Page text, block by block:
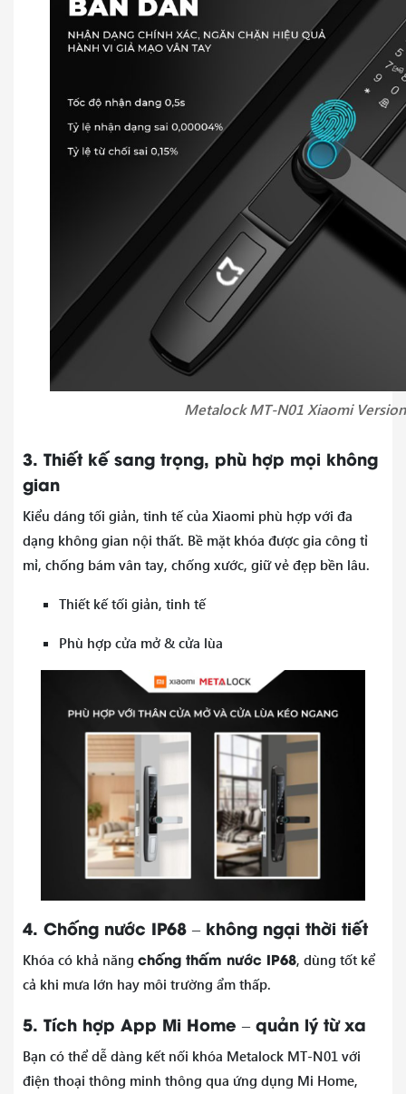
Metalock MT-N01 Xiaomi Version
3. Thiết kế sang trọng, phù hợp mọi không
gian
Kiểu dáng tối giản, tinh tế của Xiaomi phù hợp với đa
dạng không gian nội thất. Bề mặt khóa được gia công tỉ
mỉ, chống bám vân tay, chống xước, giữ vẻ đẹp bền lâu.
Thiết kế tối giản, tinh tế
Phù hợp cửa mở & cửa lùa
4. Chống nước IP68 – không ngại thời tiết
Khóa có khả năng chống thấm nước IP68, dùng tốt kể
cả khi mưa lớn hay môi trường ẩm thấp.
5. Tích hợp App Mi Home – quản lý từ xa
Bạn có thể dễ dàng kết nối khóa Metalock MT-N01 với
điện thoại thông minh thông qua ứng dụng Mi Home,